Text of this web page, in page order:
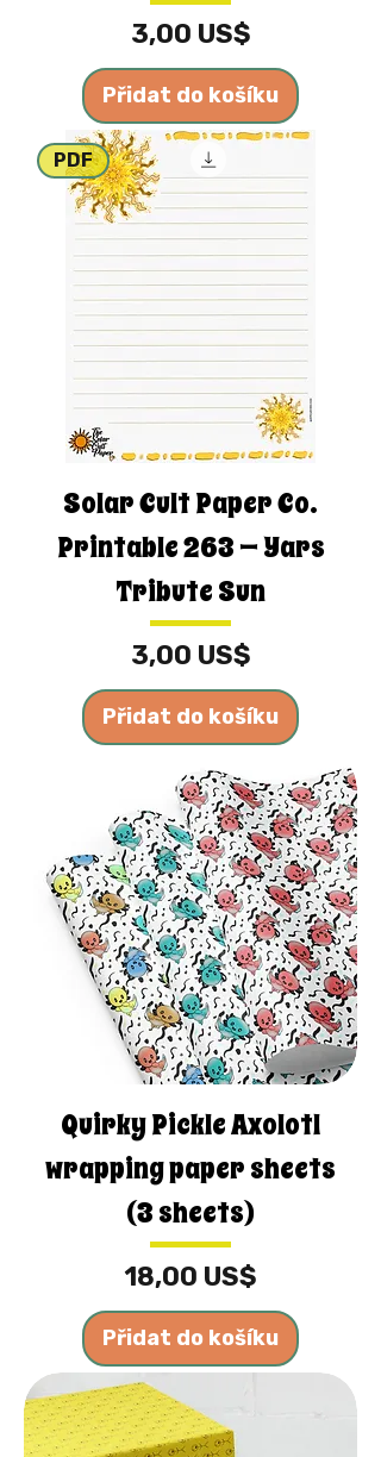
Cena
3,00 US$
Přidat do košíku
PDF
Solar Cult Paper Co.
Printable 263 — Yars
Tribute Sun
Cena
3,00 US$
Přidat do košíku
Quirky Pickle Axolotl
wrapping paper sheets
(3 sheets)
Cena
18,00 US$
Přidat do košíku